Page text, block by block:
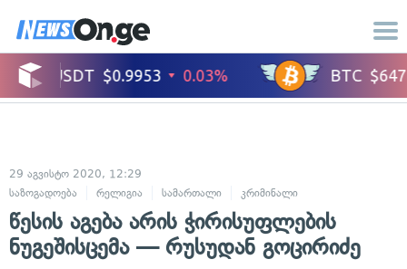
29 აგვისტო 2020, 12:29
საზოგადოება
რელიგია სამართალი კრიმინალი
წესის აგება არის ჭირისუფლების
ნუგეშისცემა — რუსუდან გოცირიძე